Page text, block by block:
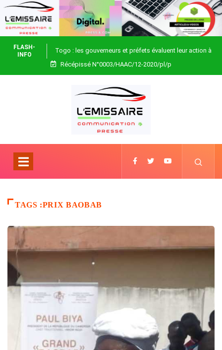
FLASH-
INFO
Togo : les gouverneurs et préfets évaluent leur action à
Blitta
Récépissé N°0003/HAAC/12-2020/pl/p
TAGS :PRIX BAOBAB